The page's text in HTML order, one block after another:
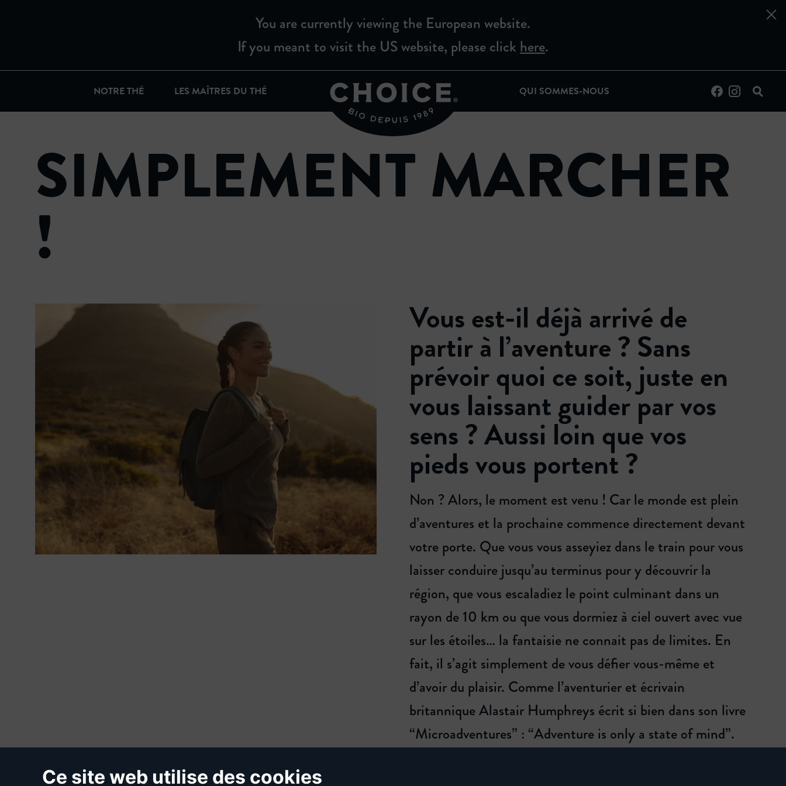
You are currently viewing the European website.
If you meant to visit the US website, please click here.
NOTRE THÉ LES MAÎTRES DU THÉ QUI SOMMES-NOUS
SIMPLEMENT MARCHER
!
Vous est-il déjà arrivé de
partir à l’aventure ? Sans
prévoir quoi ce soit, juste en
vous laissant guider par vos
sens ? Aussi loin que vos
pieds vous portent ?
Non ? Alors, le moment est venu ! Car le monde est plein
d’aventures et la prochaine commence directement devant
votre porte. Que vous vous asseyiez dans le train pour vous
laisser conduire jusqu’au terminus pour y découvrir la
région, que vous escaladiez le point culminant dans un
rayon de 10 km ou que vous dormiez à ciel ouvert avec vue
sur les étoiles… la fantaisie ne connait pas de limites. En
fait, il s’agit simplement de vous défier vous-même et
d’avoir du plaisir. Comme l’aventurier et écrivain
britannique Alastair Humphreys écrit si bien dans son livre
“Microadventures” : “Adventure is only a state of mind”.